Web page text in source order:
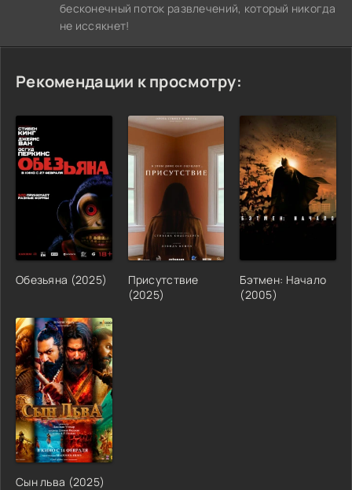
бесконечный поток развлечений, который никогда
не иссякнет!
Рекомендации к просмотру:
Обезьяна (2025)
Присутствие
(2025)
Бэтмен: Начало
(2005)
Сын льва (2025)